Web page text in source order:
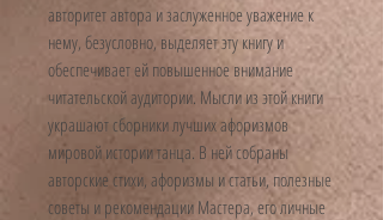
авторитет автора и заслуженное уважение к
нему, безусловно, выделяет эту книгу и
обеспечивает ей повышенное внимание
читательской аудитории. Мысли из этой книги
украшают сборники лучших афоризмов
мировой истории танца. В ней собраны
авторские стихи, афоризмы и статьи, полезные
советы и рекомендации Мастера, его личные